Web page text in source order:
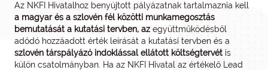
Az NKFI Hivatalhoz benyújtott pályázatnak tartalmaznia kell
a magyar és a szlovén fél közötti munkamegosztás
bemutatását a kutatási tervben, az együttműködésből
adódó hozzáadott érték leírását a kutatási tervben és a
szlovén társpályázó indoklással ellátott költségtervét is
külön csatolmányban. Ha az NKFI Hivatal az értékelő Lead